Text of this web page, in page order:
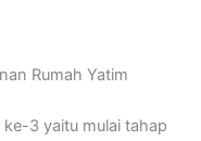
Rumah Yatim
3 yaitu mulai tahap